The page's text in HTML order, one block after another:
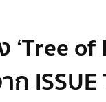
of
ISSUE